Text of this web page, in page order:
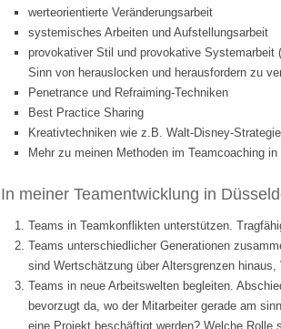
werteorientierte Veränderungsarbeit
systemisches Arbeiten und Aufstellungsarbeit
provokativer Stil und provokative Systemarbeit
Sinn von herauslocken und herausfordern zu
Penetrance und Refraiming-Techniken
Best Practice Sharing
Kreativtechniken wie z.B. Walt-Disney-Strategie
Mehr zu meinen Methoden im Teamcoaching
In meiner Teamentwicklung in
Teams in Teamkonflikten unterstützen.
Teams unterschiedlicher Generationen
sind Wertschätzung über Altersgrenzen
Teams in neue Arbeitswelten begleiten.
bevorzugt da, wo der Mitarbeiter gerade am
eine Projekt beschäftigt werden? Welche Rolle